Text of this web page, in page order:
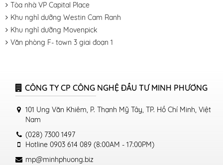
Tòa nhà VP Capital Place
Khu nghỉ dưỡng Westin Cam Ranh
Khu nghỉ dưỡng Movenpick
Văn phòng F- town 3 giai đoạn 1
CÔNG TY CP CÔNG NGHỆ ĐẦU TƯ MINH PHƯƠNG
101 Ung Văn Khiêm, P. Thạnh Mỹ Tây, TP. Hồ Chí Minh, Việt
Nam
(028) 7300 1497
Hotline 0903 614 089 (8:00AM - 17:00PM)
mp@minhphuong.biz